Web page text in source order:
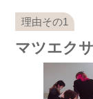
マツエク